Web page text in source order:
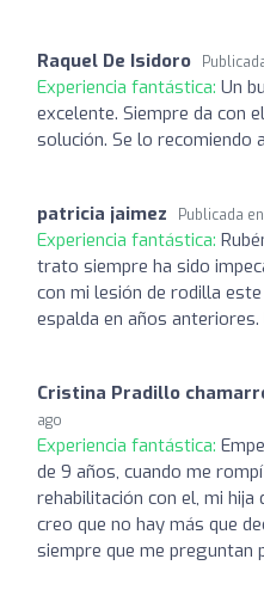
Raquel De Isidoro
Experiencia fantástica: Un
excelente. Siempre da con
solución. Se lo recomiendo
patricia jaimez Publicada en
Experiencia fantástica:
trato siempre ha sido
con mi lesión de rodilla
espalda en años
Cristina Pradillo
ago
Experiencia fantástica:
de 9 años, cuando me
rehabilitación con el, mi
creo que no hay más que
siempre que me preguntan